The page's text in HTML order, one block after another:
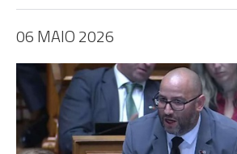
06 MAIO 2026